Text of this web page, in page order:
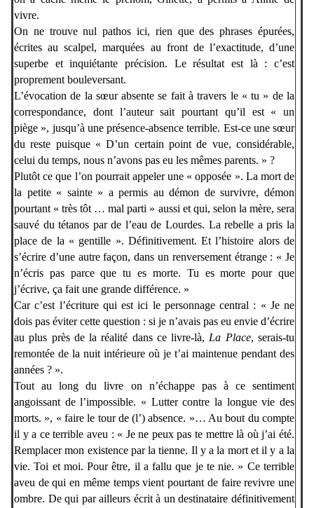
vivre.
On ne trouve nul pathos ici, rien que des phrases épurées,
écrites au scalpel, marquées au front de l’exactitude, d’une
superbe et inquiétante précision. Le résultat est là : c’est
proprement bouleversant.
L’évocation de la sœur absente se fait à travers le « tu » de la
correspondance, dont l’auteur sait pourtant qu’il est « un
piège », jusqu’à une présence-absence terrible. Est-ce une sœur
du reste puisque « D’un certain point de vue, considérable,
celui du temps, nous n’avons pas eu les mêmes parents. » ?
Plutôt ce que l’on pourrait appeler une « opposée ». La mort de
la petite « sainte » a permis au démon de survivre, démon
pourtant « très tôt … mal parti » aussi et qui, selon la mère, sera
sauvé du tétanos par de l’eau de Lourdes. La rebelle a pris la
place de la « gentille ». Définitivement. Et l’histoire alors de
s’écrire d’une autre façon, dans un renversement étrange : « Je
n’écris pas parce que tu es morte. Tu es morte pour que
j’écrive, ça fait une grande différence. »
Car c’est l’écriture qui est ici le personnage central : « Je ne
dois pas éviter cette question : si je n’avais pas eu envie d’écrire
au plus près de la réalité dans ce livre-là, La Place, serais-tu
remontée de la nuit intérieure où je t’ai maintenue pendant des
années ? ».
Tout au long du livre on n’échappe pas à ce sentiment
angoissant de l’impossible. « Lutter contre la longue vie des
morts. », « faire le tour de (l’) absence. »… Au bout du compte
il y a ce terrible aveu : « Je ne peux pas te mettre là où j’ai été.
Remplacer mon existence par la tienne. Il y a la mort et il y a la
vie. Toi et moi. Pour être, il a fallu que je te nie. » Ce terrible
aveu de qui en même temps vient pourtant de faire revivre une
ombre. De qui par ailleurs écrit à un destinataire définitivement